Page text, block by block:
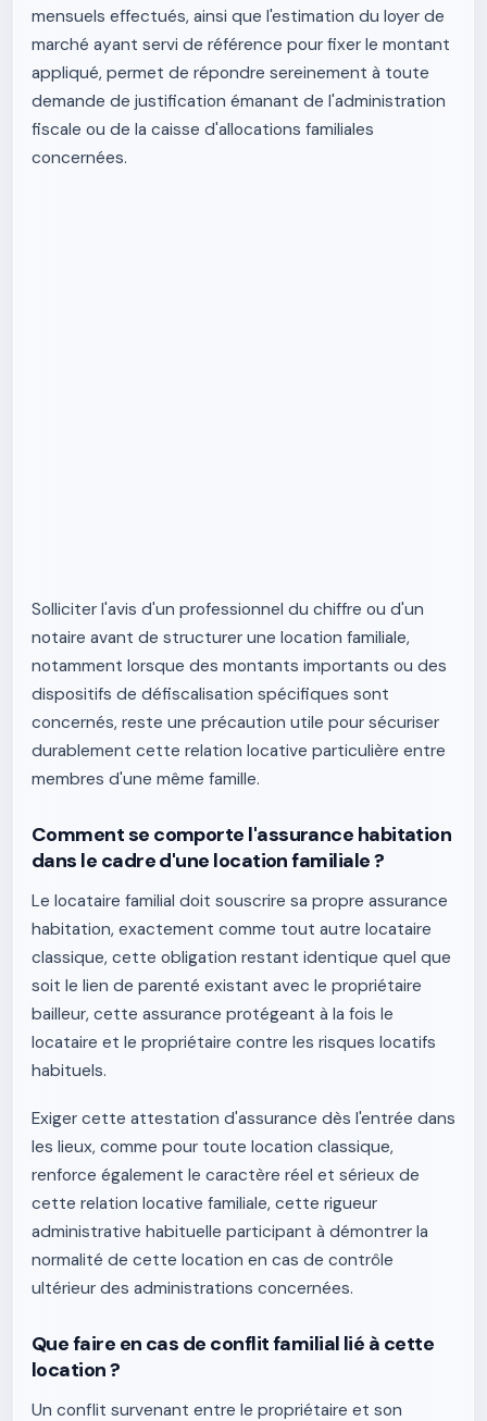
mensuels effectués, ainsi que l'estimation du loyer de
marché ayant servi de référence pour fixer le montant
appliqué, permet de répondre sereinement à toute
demande de justification émanant de l'administration
fiscale ou de la caisse d'allocations familiales
concernées.
Solliciter l'avis d'un professionnel du chiffre ou d'un
notaire avant de structurer une location familiale,
notamment lorsque des montants importants ou des
dispositifs de défiscalisation spécifiques sont
concernés, reste une précaution utile pour sécuriser
durablement cette relation locative particulière entre
membres d'une même famille.
Comment se comporte l'assurance habitation
dans le cadre d'une location familiale ?
Le locataire familial doit souscrire sa propre assurance
habitation, exactement comme tout autre locataire
classique, cette obligation restant identique quel que
soit le lien de parenté existant avec le propriétaire
bailleur, cette assurance protégeant à la fois le
locataire et le propriétaire contre les risques locatifs
habituels.
Exiger cette attestation d'assurance dès l'entrée dans
les lieux, comme pour toute location classique,
renforce également le caractère réel et sérieux de
cette relation locative familiale, cette rigueur
administrative habituelle participant à démontrer la
normalité de cette location en cas de contrôle
ultérieur des administrations concernées.
Que faire en cas de conflit familial lié à cette
location ?
Un conflit survenant entre le propriétaire et son